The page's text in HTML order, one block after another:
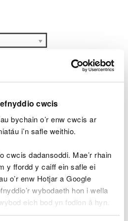
cwcis
bychain o’r enw cwcis ar
i’n safle weithio.
cwcis dadansoddi. Mae’r rhain
y ffordd y caiff ein safle ei
o’r enw Hotjar a Google
wybodaeth hon i wella
eich bod yn fodlon â hyn.
i gadw eich dewis.